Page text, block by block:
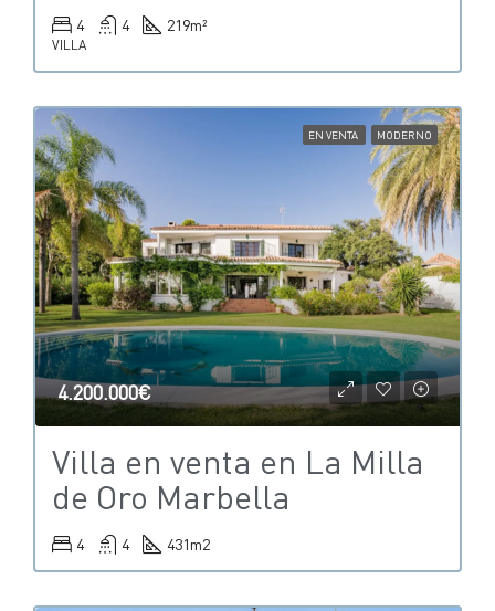
4 4 219m²
VILLA
EN VENTA MODERNO
4.200.000€
Villa en venta en La Milla
de Oro Marbella
4 4 431m2